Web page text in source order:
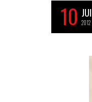
10 2012